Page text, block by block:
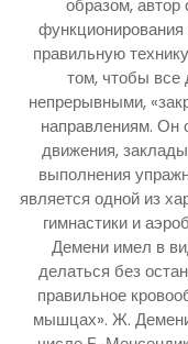
образом,
функционирования
правильную
том, чтобы
непрерывными,
направлениям. Он
движения,
выполнения
является одной из
гимнастики и
Демени имел в
делаться без
правильное
мышцах». Ж.